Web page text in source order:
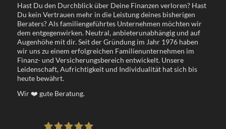
Hast Du den Durchblick über Deine Finanzen verloren? Hast
Du kein Vertrauen mehr in die Leistung deines bisherigen
Beraters? Als familiengeführtes Unternehmen möchten wir
dem entgegenwirken. Neutral, anbieterunabhängig und auf
Augenhöhe mit dir. Seit der Gründung im Jahr 1976 haben
wir uns zu einem erfolgreichen Familienunternehmen im
Finanz- und Versicherungsbereich entwickelt. Unsere
Leidenschaft, Aufrichtigkeit und Individualität hat sich bis
heute bewährt.
Wir❤️ gute Beratung.